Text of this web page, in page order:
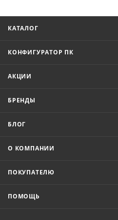
КАТАЛОГ
КОНФИГУРАТОР ПК
АКЦИИ
БРЕНДЫ
БЛОГ
О КОМПАНИИ
ПОКУПАТЕЛЮ
ПОМОЩЬ